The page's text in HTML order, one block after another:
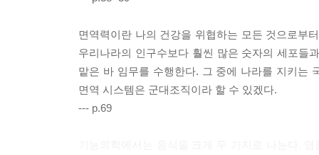
면역력이란 나의 건강을 위협하는 모든 것으로부
우리나라의 인구수보다 훨씬 많은 숫자의 세포들
맡은 바 임무를 수행한다. 그 중에 나라를 지키는
면역 시스템은 군대조직이라 할 수 있겠다.
--- p.69